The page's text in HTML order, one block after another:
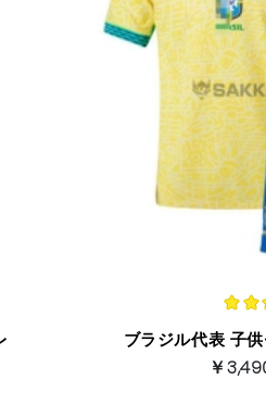
ブラジル代表 子
￥